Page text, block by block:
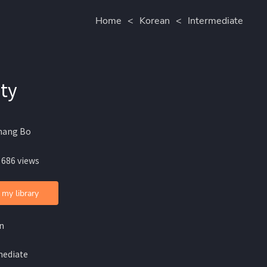
Home < Korean < Intermediate
Bo
views
library